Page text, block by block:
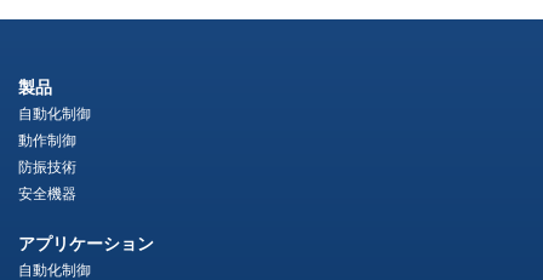
製品
自動化制御
動作制御
防振技術
安全機器
アプリケーション
自動化制御